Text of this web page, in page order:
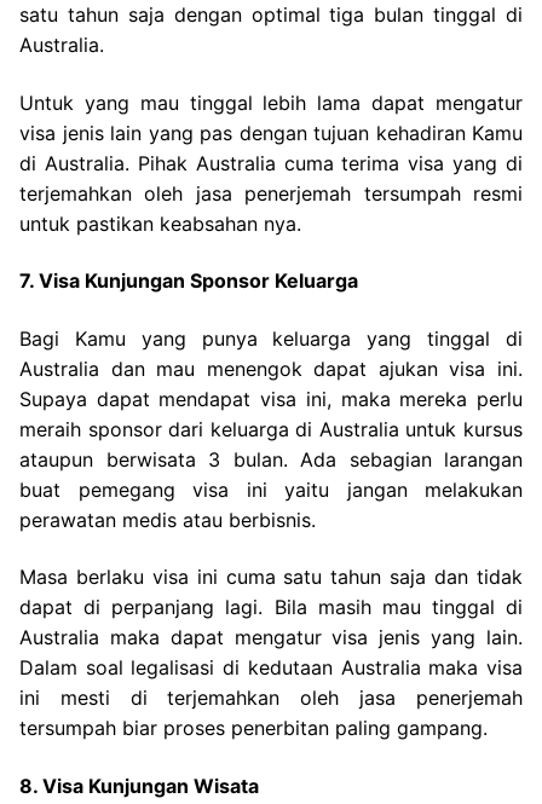
satu tahun saja dengan optimal tiga bulan tinggal di
Australia.
Untuk yang mau tinggal lebih lama dapat mengatur
visa jenis lain yang pas dengan tujuan kehadiran Kamu
di Australia. Pihak Australia cuma terima visa yang di
terjemahkan oleh jasa penerjemah tersumpah resmi
untuk pastikan keabsahan nya.
7. Visa Kunjungan Sponsor Keluarga
Bagi Kamu yang punya keluarga yang tinggal di
Australia dan mau menengok dapat ajukan visa ini.
Supaya dapat mendapat visa ini, maka mereka perlu
meraih sponsor dari keluarga di Australia untuk kursus
ataupun berwisata 3 bulan. Ada sebagian larangan
buat pemegang visa ini yaitu jangan melakukan
perawatan medis atau berbisnis.
Masa berlaku visa ini cuma satu tahun saja dan tidak
dapat di perpanjang lagi. Bila masih mau tinggal di
Australia maka dapat mengatur visa jenis yang lain.
Dalam soal legalisasi di kedutaan Australia maka visa
ini mesti di terjemahkan oleh jasa penerjemah
tersumpah biar proses penerbitan paling gampang.
8. Visa Kunjungan Wisata